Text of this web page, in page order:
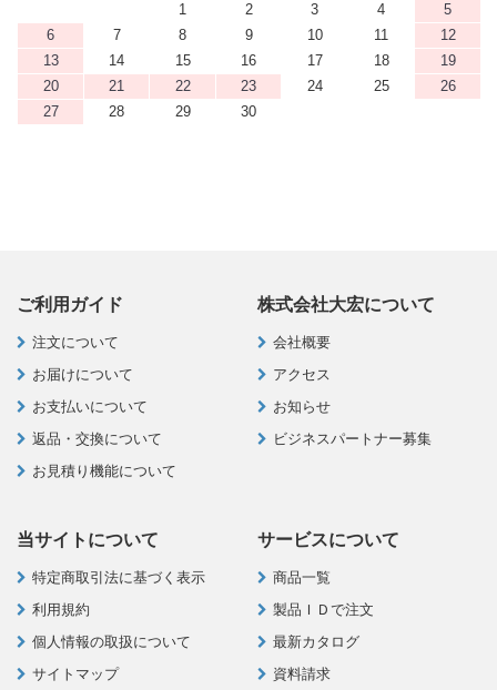
1
2 3 4
5
6
7 8 9 10 11
12
13
14 15 16 17 18
19
20
21 22 23 24 25
26
27
28 29 30
ご利用ガイド
注文について
お届けについて
お支払いについて
返品・交換について
お見積り機能について
株式会社大宏について
会社概要
アクセス
お知らせ
ビジネスパートナー募集
当サイトについて
特定商取引法に基づく表示
利用規約
個人情報の取扱について
サイトマップ
サービスについて
商品一覧
製品ＩＤで注文
最新カタログ
資料請求